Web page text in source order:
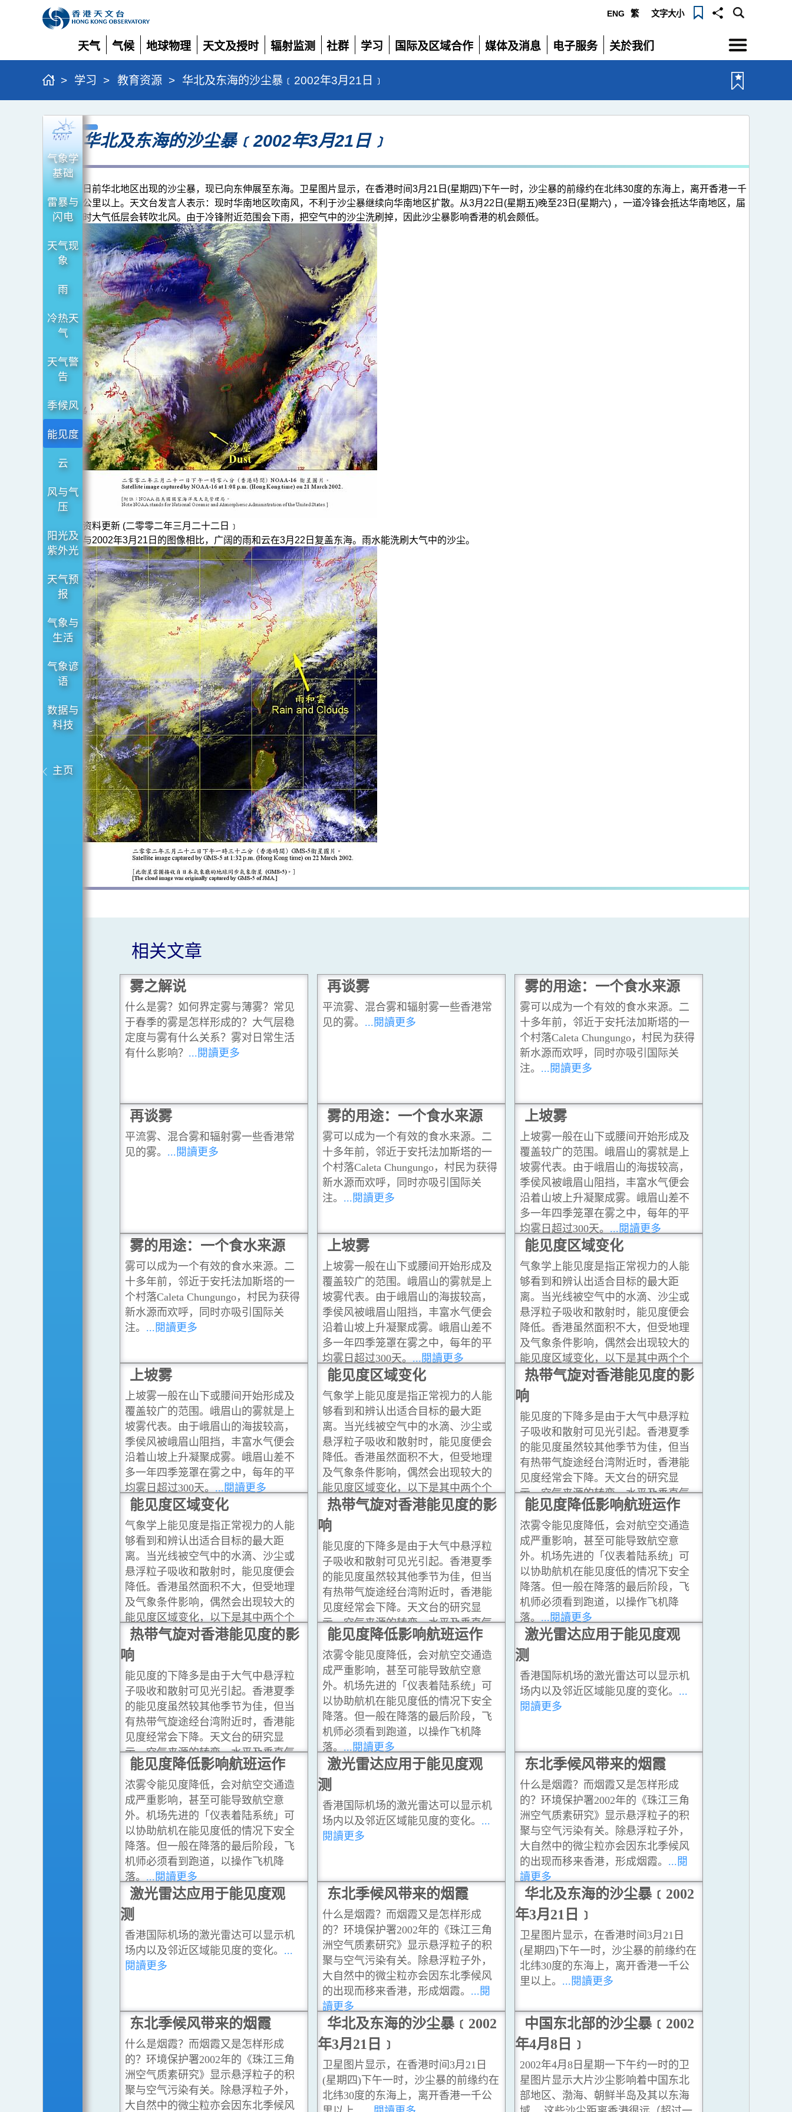
ENG 繁 文字大小
天气
展
开
气候
展
开
地球物理
展
开
天文及授时
展
开
辐射监测
展
开
社群
展
开
学习
展
开
国际及区域合作
展
媒体及消息
展
电子服务
展
关於我们
展
选
单
> 学习 > 教育资源 > 华北及东海的沙尘暴﹝2002年3月21日﹞
华
北
及
东
海
的
尘
暴
﹝2002
3
21
日﹞
气象学
基础
雷暴与
闪电
天气现
象
雨
冷热天
气
天气警
告
季候风
能见度
云
风与气
压
阳光及
紫外光
天气预
报
气象与
生活
气象谚
语
数据与
科技
主页
华北及东海的沙尘暴﹝2002年3月21日﹞
日前华北地区出现的沙尘暴，现已向东伸展至东海。卫星图片显示，在香港时间3月21日(星期四)下午一时，沙尘暴的前缘约在北纬30度的东海上，离开香港一千
公里以上。天文台发言人表示：现时华南地区吹南风，不利于沙尘暴继续向华南地区扩散。从3月22日(星期五)晚至23日(星期六) ，一道冷锋会抵达华南地区，届
时大气低层会转吹北风。由于冷锋附近范围会下雨，把空气中的沙尘洗刷掉，因此沙尘暴影响香港的机会颇低。
资料更新 (二零零二年三月二十二日﹞
与2002年3月21日的图像相比，广阔的雨和云在3月22日复盖东海。雨水能洗刷大气中的沙尘。
相关文章
雾之解说
什么是雾？如何界定雾与薄雾？常见
于春季的雾是怎样形成的？大气层稳
定度与雾有什么关系？雾对日常生活
有什么影响？ ...閱讀更多
再谈雾
平流雾、混合雾和辐射雾一些香港常
见的雾。 ...閱讀更多
雾的用途：一个食水来源
雾可以成为一个有效的食水来源。二
十多年前，邻近于安托法加斯塔的一
个村落Caleta Chungungo，村民为获得
新水源而欢呼，同时亦吸引国际关
注。 ...閱讀更多
再谈雾
平流雾、混合雾和辐射雾一些香港常
见的雾。 ...閱讀更多
雾的用途：一个食水来源
雾可以成为一个有效的食水来源。二
十多年前，邻近于安托法加斯塔的一
个村落Caleta Chungungo，村民为获得
新水源而欢呼，同时亦吸引国际关
注。 ...閱讀更多
上坡雾
上坡雾一般在山下或腰间开始形成及
覆盖较广的范围。峨眉山的雾就是上
坡雾代表。由于峨眉山的海拔较高，
季侯风被峨眉山阻挡，丰富水气便会
沿着山坡上升凝聚成雾。峨眉山差不
多一年四季笼罩在雾之中，每年的平
均雾日超过300天。 ...閱讀更多
雾的用途：一个食水来源
雾可以成为一个有效的食水来源。二
十多年前，邻近于安托法加斯塔的一
个村落Caleta Chungungo，村民为获得
新水源而欢呼，同时亦吸引国际关
注。 ...閱讀更多
上坡雾
上坡雾一般在山下或腰间开始形成及
覆盖较广的范围。峨眉山的雾就是上
坡雾代表。由于峨眉山的海拔较高，
季侯风被峨眉山阻挡，丰富水气便会
沿着山坡上升凝聚成雾。峨眉山差不
多一年四季笼罩在雾之中，每年的平
均雾日超过300天。 ...閱讀更多
能见度区域变化
气象学上能见度是指正常视力的人能
够看到和辨认出适合目标的最大距
离。当光线被空气中的水滴、沙尘或
悬浮粒子吸收和散射时，能见度便会
降低。香港虽然面积不大，但受地理
及气象条件影响，偶然会出现较大的
能见度区域变化，以下是其中两个个
案。...閱讀更多
上坡雾
上坡雾一般在山下或腰间开始形成及
覆盖较广的范围。峨眉山的雾就是上
坡雾代表。由于峨眉山的海拔较高，
季侯风被峨眉山阻挡，丰富水气便会
沿着山坡上升凝聚成雾。峨眉山差不
多一年四季笼罩在雾之中，每年的平
均雾日超过300天。 ...閱讀更多
能见度区域变化
气象学上能见度是指正常视力的人能
够看到和辨认出适合目标的最大距
离。当光线被空气中的水滴、沙尘或
悬浮粒子吸收和散射时，能见度便会
降低。香港虽然面积不大，但受地理
及气象条件影响，偶然会出现较大的
能见度区域变化，以下是其中两个个
案。...閱讀更多
热带气旋对香港能见度的影
响
能见度的下降多是由于大气中悬浮粒
子吸收和散射可见光引起。香港夏季
的能见度虽然较其他季节为佳，但当
有热带气旋途经台湾附近时，香港能
见度经常会下降。天文台的研究显
示，空气来源的转变、水平及垂直气
流的汇聚、低风速都是令香港能见度
下降的原因。...閱讀更多
能见度区域变化
气象学上能见度是指正常视力的人能
够看到和辨认出适合目标的最大距
离。当光线被空气中的水滴、沙尘或
悬浮粒子吸收和散射时，能见度便会
降低。香港虽然面积不大，但受地理
及气象条件影响，偶然会出现较大的
能见度区域变化，以下是其中两个个
案。...閱讀更多
热带气旋对香港能见度的影
响
能见度的下降多是由于大气中悬浮粒
子吸收和散射可见光引起。香港夏季
的能见度虽然较其他季节为佳，但当
有热带气旋途经台湾附近时，香港能
见度经常会下降。天文台的研究显
示，空气来源的转变、水平及垂直气
流的汇聚、低风速都是令香港能见度
下降的原因。...閱讀更多
能见度降低影响航班运作
浓雾令能见度降低，会对航空交通造
成严重影响，甚至可能导致航空意
外。机场先进的「仪表着陆系统」可
以协助航机在能见度低的情况下安全
降落。但一般在降落的最后阶段，飞
机师必须看到跑道，以操作飞机降
落。 ...閱讀更多
热带气旋对香港能见度的影
响
能见度的下降多是由于大气中悬浮粒
子吸收和散射可见光引起。香港夏季
的能见度虽然较其他季节为佳，但当
有热带气旋途经台湾附近时，香港能
见度经常会下降。天文台的研究显
示，空气来源的转变、水平及垂直气
流的汇聚、低风速都是令香港能见度
下降的原因。...閱讀更多
能见度降低影响航班运作
浓雾令能见度降低，会对航空交通造
成严重影响，甚至可能导致航空意
外。机场先进的「仪表着陆系统」可
以协助航机在能见度低的情况下安全
降落。但一般在降落的最后阶段，飞
机师必须看到跑道，以操作飞机降
落。 ...閱讀更多
激光雷达应用于能见度观
测
香港国际机场的激光雷达可以显示机
场内以及邻近区域能见度的变化。 ...
閱讀更多
能见度降低影响航班运作
浓雾令能见度降低，会对航空交通造
成严重影响，甚至可能导致航空意
外。机场先进的「仪表着陆系统」可
以协助航机在能见度低的情况下安全
降落。但一般在降落的最后阶段，飞
机师必须看到跑道，以操作飞机降
落。 ...閱讀更多
激光雷达应用于能见度观
测
香港国际机场的激光雷达可以显示机
场内以及邻近区域能见度的变化。 ...
閱讀更多
东北季候风带来的烟霞
什么是烟霞？而烟霞又是怎样形成
的？环境保护署2002年的《珠江三角
洲空气质素研究》显示悬浮粒子的积
聚与空气污染有关。除悬浮粒子外，
大自然中的微尘粒亦会因东北季候风
的出现而移来香港，形成烟霞。 ...閱
讀更多
激光雷达应用于能见度观
测
香港国际机场的激光雷达可以显示机
场内以及邻近区域能见度的变化。 ...
閱讀更多
东北季候风带来的烟霞
什么是烟霞？而烟霞又是怎样形成
的？环境保护署2002年的《珠江三角
洲空气质素研究》显示悬浮粒子的积
聚与空气污染有关。除悬浮粒子外，
大自然中的微尘粒亦会因东北季候风
的出现而移来香港，形成烟霞。 ...閱
讀更多
华北及东海的沙尘暴﹝2002
年3月21日﹞
卫星图片显示，在香港时间3月21日
(星期四)下午一时，沙尘暴的前缘约在
北纬30度的东海上，离开香港一千公
里以上。 ...閱讀更多
东北季候风带来的烟霞
什么是烟霞？而烟霞又是怎样形成
的？环境保护署2002年的《珠江三角
洲空气质素研究》显示悬浮粒子的积
聚与空气污染有关。除悬浮粒子外，
大自然中的微尘粒亦会因东北季候风
华北及东海的沙尘暴﹝2002
年3月21日﹞
卫星图片显示，在香港时间3月21日
(星期四)下午一时，沙尘暴的前缘约在
北纬30度的东海上，离开香港一千公
中国东北部的沙尘暴﹝2002
年4月8日﹞
2002年4月8日星期一下午约一时的卫
星图片显示大片沙尘影响着中国东北
部地区、渤海、朝鲜半岛及其以东海